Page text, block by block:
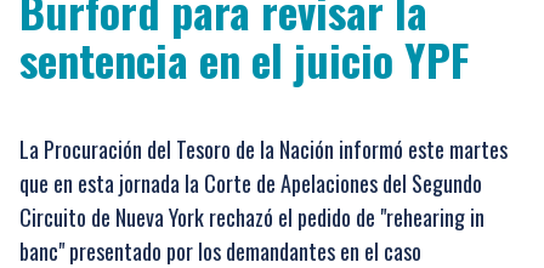
sentencia en el juicio YPF
La Procuración del Tesoro de la Nación informó este martes
que en esta jornada la Corte de Apelaciones del Segundo
Circuito de Nueva York rechazó el pedido de "rehearing in
banc" presentado por los demandantes en el caso